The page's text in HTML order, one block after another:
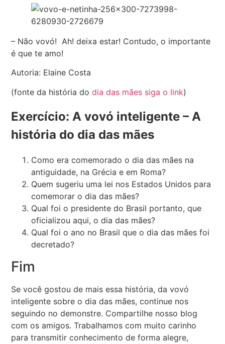
– Não vovó! Ah! deixa estar! Contudo, o importante
é que te amo!
Autoria: Elaine Costa
(fonte da história do dia das mães siga o link)
Exercício: A vovó inteligente – A
história do dia das mães
Como era comemorado o dia das mães na
antiguidade, na Grécia e em Roma?
Quem sugeriu uma lei nos Estados Unidos para
comemorar o dia das mães?
Qual foi o presidente do Brasil portanto, que
oficializou aqui, o dia das mães?
Qual foi o ano no Brasil que o dia das mães foi
decretado?
Fim
Se você gostou de mais essa história, da vovó
inteligente sobre o dia das mães, continue nos
seguindo no demonstre. Compartilhe nosso blog
com os amigos. Trabalhamos com muito carinho
para transmitir conhecimento de forma alegre,